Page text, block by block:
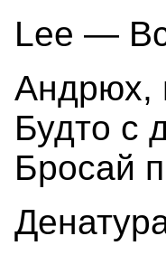
Lee —
Андрюх,
Будто с
Бросай